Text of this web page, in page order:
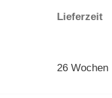
Lieferzeit
26 Wochen